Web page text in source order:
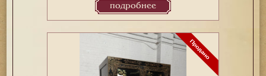
подробнее